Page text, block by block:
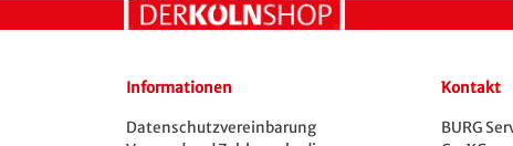
Informationen
Datenschutzvereinbarung
Kontakt
BURG